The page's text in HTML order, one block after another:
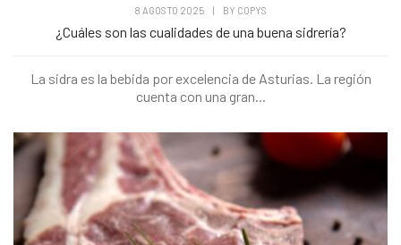
8 AGOSTO 2025 | BY COPYS
¿Cuáles son las cualidades de una buena sidrería?
La sidra es la bebida por excelencia de Asturias. La región
cuenta con una gran...